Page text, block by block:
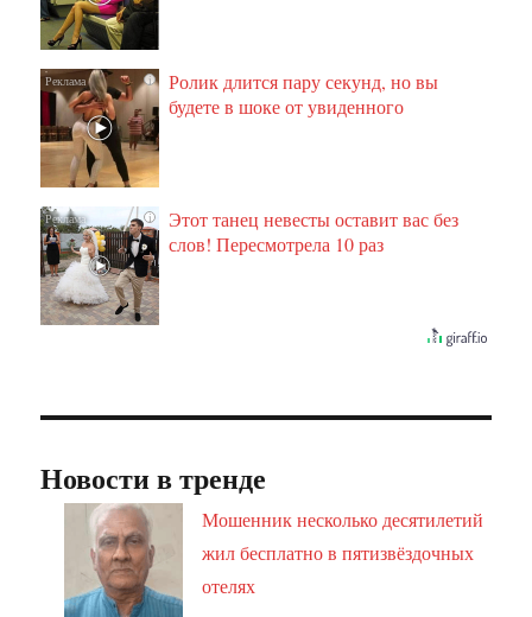
i
Ролик длится пару секунд, но вы
будете в шоке от увиденного
i
Этот танец невесты оставит вас без
слов! Пересмотрела 10 раз
Новости в тренде
Мошенник несколько десятилетий
жил бесплатно в пятизвёздочных
отелях